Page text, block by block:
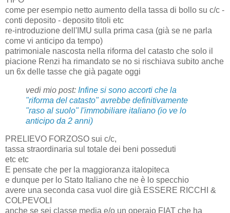
come per esempio netto aumento della tassa di bollo su c/c -
conti deposito - deposito titoli etc
re-introduzione dell'IMU sulla prima casa (già se ne parla
come vi anticipo da tempo)
patrimoniale nascosta nella riforma del catasto che solo il
piacione Renzi ha rimandato se no si rischiava subito anche
un 6x delle tasse che già pagate oggi
vedi mio post: Infine si sono accorti che la
"riforma del catasto" avrebbe definitivamente
"raso al suolo" l'immobiliare italiano (io ve lo
anticipo da 2 anni)
PRELIEVO FORZOSO sui c/c,
tassa straordinaria sul totale dei beni posseduti
etc etc
E pensate che per la maggioranza italopiteca
e dunque per lo Stato Italiano che ne è lo specchio
avere una seconda casa vuol dire già ESSERE RICCHI &
COLPEVOLI
anche se sei classe media e/o un operaio FIAT che ha